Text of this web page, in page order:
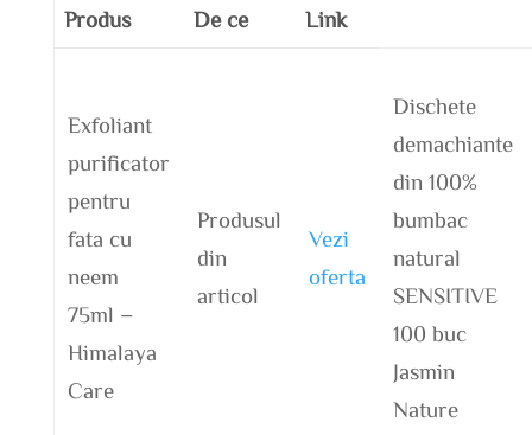
Produs De ce Link
Exfoliant
purificator
pentru
fata cu
neem
75ml –
Himalaya
Care
Produsul
din
articol
Vezi
oferta
Dischete
demachiante
din 100%
bumbac
natural
SENSITIVE
100 buc
Jasmin
Nature